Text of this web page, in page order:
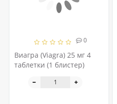
0
Виагра (Viagra) 25 мг 4
таблетки (1 блистер)